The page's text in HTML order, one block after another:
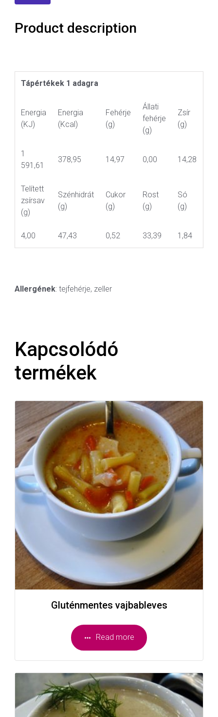
Product description
Tápértékek 1 adagra
Energia
(KJ)
Energia
(Kcal)
Fehérje
(g)
Állati
fehérje
(g)
Zsír
(g)
1
591,61
378,95 14,97 0,00 14,28
Telített
zsírsav
(g)
Szénhidrát
(g)
Cukor
(g)
Rost
(g)
Só
(g)
4,00 47,43 0,52 33,39 1,84
Allergének: tejfehérje, zeller
Kapcsolódó
termékek
Gluténmentes vajbableves
Read more